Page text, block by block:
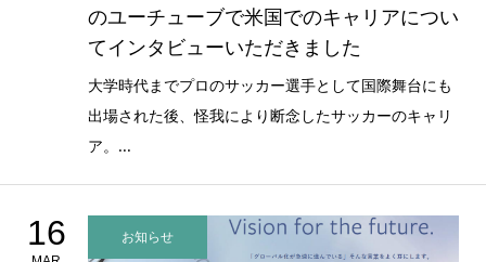
のユーチューブで米国でのキャリアについ
てインタビューいただきました
大学時代までプロのサッカー選手として国際舞台にも
出場された後、怪我により断念したサッカーのキャリ
ア。...
16 お知らせ